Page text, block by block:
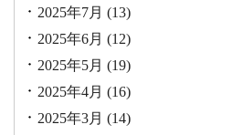
2025年7月 (13)
2025年6月 (12)
2025年5月 (19)
2025年4月 (16)
2025年3月 (14)